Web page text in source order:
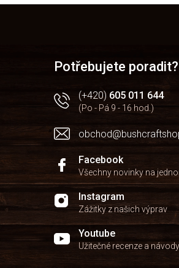
Potřebujete poradit?
(+420) 605 011 644
(Po - Pá 9 - 16 hod.)
Facebook
Všechny novinky na
Instagram
Zážitky z našich výprav
Youtube
Užitečné recenze a návody